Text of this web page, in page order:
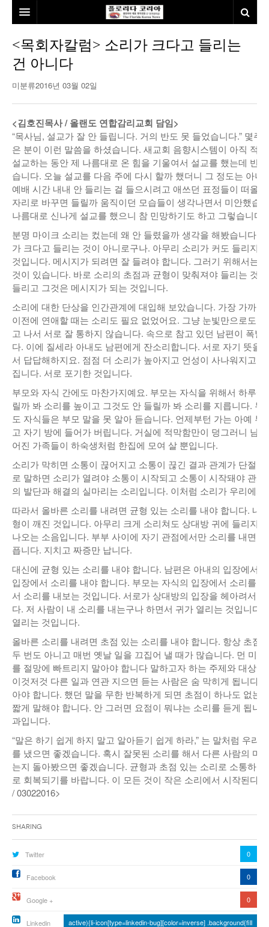
본사소개
뉴스
미국
발행인칼럼
김명열칼럼
이명덕칼럼
김선옥칼럼
김원동칼럼
건강
본보특집
100인선/독자광장
100인선
독자광장
여행
인근여행지
놀이공원
낚시/비치
골프
인터뷰/탐방
<목회자칼럼> 소리가 크다고 들리는
건 아니다
미분류2016년 03월 02일
<김호진목사 / 올랜도 연합감리교회 담임>
“목사님, 설교가 잘 안 들립니다. 거의 반도 못 들었습니다.” 몇주
은 분이 이런 말씀을 하셨습니다. 새교회 음향시스템이 아직 적
설교하는 동안 제 나름대로 온 힘을 기울여서 설교를 했는데 반
습니다. 오늘 설교를 다음 주에 다시 할까 했더니 그 정도는 아니
예배 시간 내내 안 들리는 걸 들으시려고 애쓰던 표정들이 떠올
자리로 바꾸면 들릴까 움직이던 모습들이 생각나면서 미안했습
나름대로 신나게 설교를 했으니 참 민망하기도 하고 그렇습니다.
분명 마이크 소리는 컸는데 왜 안 들렸을까 생각을 해봤습니다.
가 크다고 들리는 것이 아니로구나. 아무리 소리가 커도 들리지
것입니다. 메시지가 되려면 잘 들려야 합니다. 그러기 위해서는
것이 있습니다. 바로 소리의 초점과 균형이 맞춰져야 들리는 것
들리고 그것은 메시지가 되는 것입니다.
소리에 대한 단상을 인간관계에 대입해 보았습니다. 가장 가까
이전에 연애할 때는 소리도 필요 없었어요. 그냥 눈빛만으로도
고 나서 서로 잘 통하지 않습니다. 속으로 참고 있던 남편이 폭발
다. 이에 질세라 아내도 남편에게 잔소리합니다. 서로 자기 뜻을
서 답답해하지요. 점점 더 소리가 높아지고 언성이 사나워지고
집니다. 서로 포기한 것입니다.
부모와 자식 간에도 마찬가지예요. 부모는 자식을 위해서 하루
릴까 봐 소리를 높이고 그것도 안 들릴까 봐 소리를 지릅니다. 두
도 자식들은 부모 말을 못 알아 듣습니다. 언제부턴 가는 아예 부
고 자기 방에 들어가 버립니다. 거실에 적막함만이 덩그러니 남
어진 가족들이 하숙생처럼 한집에 모여 살 뿐입니다.
소리가 막히면 소통이 끊어지고 소통이 끊긴 결과 관계가 단절
로 말하면 소리가 열려야 소통이 시작되고 소통이 시작돼야 관
의 발단과 해결의 실마리는 소리입니다. 이처럼 소리가 우리에게
따라서 올바른 소리를 내려면 균형 있는 소리를 내야 합니다. 내
형이 깨진 것입니다. 아무리 크게 소리쳐도 상대방 귀에 들리지
나오는 소음입니다. 부부 사이에 자기 관점에서만 소리를 내면
픕니다. 지치고 짜증만 납니다.
대신에 균형 있는 소리를 내야 합니다. 남편은 아내의 입장에서
입장에서 소리를 내야 합니다. 부모는 자식의 입장에서 소리를
서 소리를 내보는 것입니다. 서로가 상대방의 입장을 헤아려서
다. 저 사람이 내 소리를 내는구나 하면서 귀가 열리는 것입니다.
열리는 것입니다.
올바른 소리를 내려면 초점 있는 소리를 내야 합니다. 항상 초점
두 번도 아니고 매번 옛날 일을 끄집어 낼 때가 많습니다. 먼 미
를 절망에 빠트리지 말아야 합니다 말하고자 하는 주제와 대상
이것저것 다른 일과 연관 지으면 듣는 사람은 숨 막히게 됩니다.
아야 합니다. 했던 말을 무한 반복하게 되면 초점이 하나도 없는
짧게 말해야 합니다. 안 그러면 요점이 뭐냐는 소리를 듣게 됩니
과입니다.
“말은 하기 쉽게 하지 말고 알아듣기 쉽게 하라,” 는 말처럼 우리
를 냈으면 좋겠습니다. 혹시 잘못된 소리를 해서 다른 사람의 마
는지 돌아봤으면 좋겠습니다. 균형과 초점 있는 소리로 소통하
로 회복되기를 바랍니다. 이 모든 것이 작은 소리에서 시작된다
/ 03022016>
Sharing
Twitter 0
Facebook 0
Google + 0
Linkedin active){li-icon[type=linkedin-bug][color=inverse] .background{fill